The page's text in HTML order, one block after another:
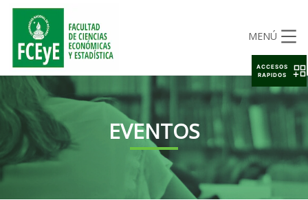
MENÚ
EVENTOS
ACCESOS
RAPIDOS